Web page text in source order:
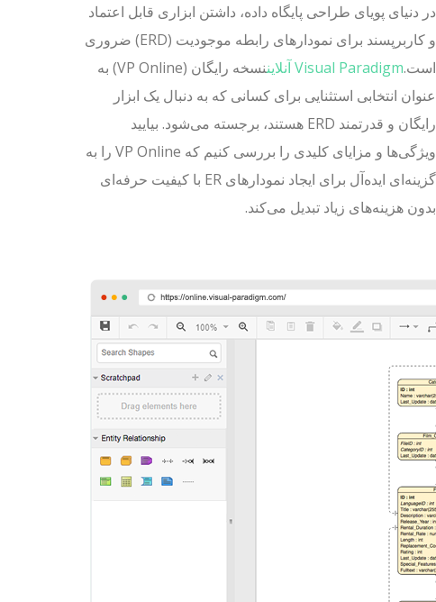
در دنیای پویای طراحی پایگاه داده، داشتن ابزاری قابل اعتماد
و کاربرپسند برای نمودارهای رابطه موجودیت (ERD) ضروری
است.Visual Paradigm آنلاین
نسخه رایگان (VP Online) به
عنوان انتخابی استثنایی برای کسانی که به دنبال یک ابزار
رایگان و قدرتمند ERD هستند، برجسته می‌شود. بیایید
ویژگی‌ها و مزایای کلیدی را بررسی کنیم که VP Online را به
گزینه‌ای ایده‌آل برای ایجاد نمودارهای ER با کیفیت حرفه‌ای
بدون هزینه‌های زیاد تبدیل می‌کند.